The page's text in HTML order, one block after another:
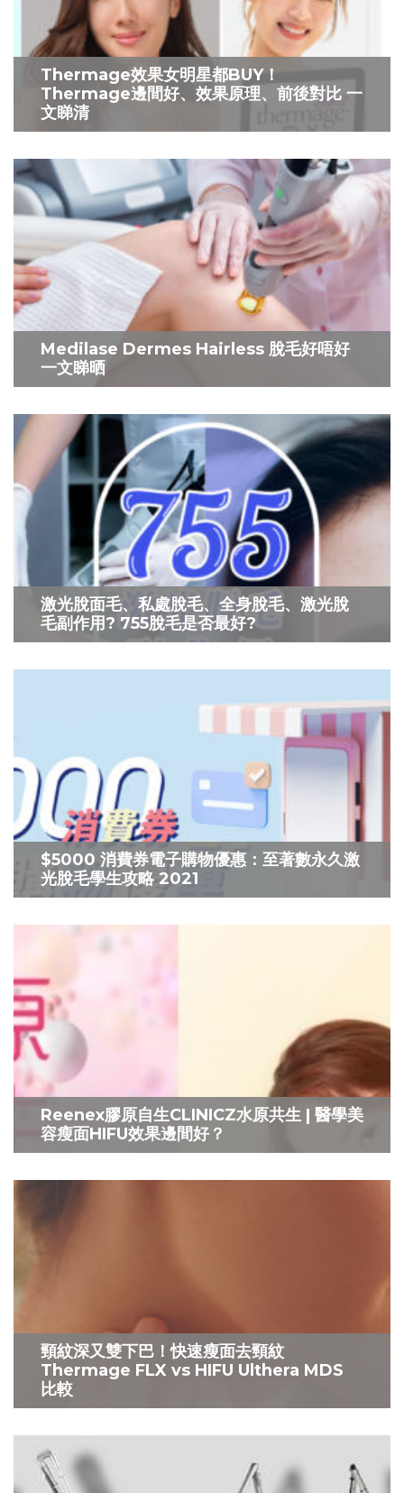
Thermage效果女明星都BUY！
Thermage邊間好、效果原理、前後對比 一
文睇清
Medilase Dermes Hairless 脫毛好唔好
一文睇晒
激光脫面毛、私處脫毛、全身脫毛、激光脫
毛副作用? 755脫毛是否最好?
$5000 消費券電子購物優惠：至著數永久激
光脫毛學生攻略 2021
Reenex膠原自生CLINICZ水原共生 | 醫學美
容瘦面HIFU效果邊間好？
頸紋深又雙下巴！快速瘦面去頸紋
Thermage FLX vs HIFU Ulthera MDS
比較